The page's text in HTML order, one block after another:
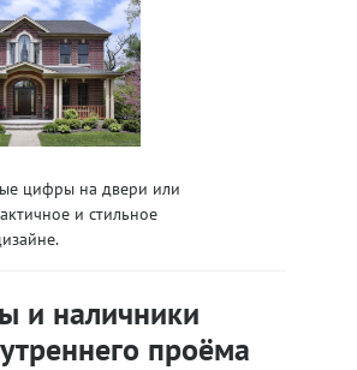
цифры на двери или
и стильное
и наличники
проёма